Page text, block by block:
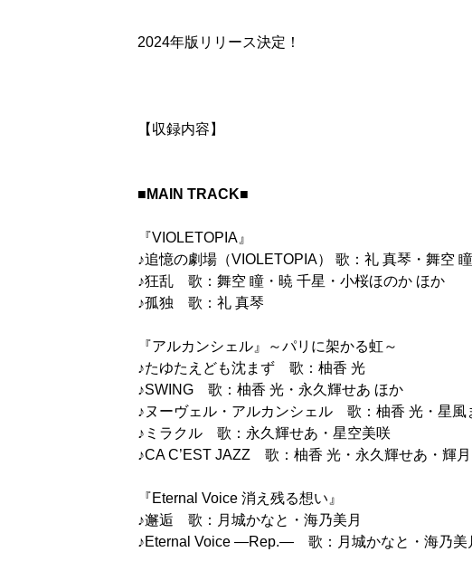
2024年版リリース決定！
【収録内容】
■MAIN TRACK■
『VIOLETOPIA』
♪追憶の劇場（VIOLETOPIA） 歌：礼 真琴・舞空
♪狂乱 歌：舞空 瞳・暁 千星・小桜ほのか ほか
♪孤独 歌：礼 真琴
『アルカンシェル』～パリに架かる虹～
♪たゆたえども沈まず 歌：柚香 光
♪SWING 歌：柚香 光・永久輝せあ ほか
♪ヌーヴェル・アルカンシェル 歌：柚香 光・星風
♪ミラクル 歌：永久輝せあ・星空美咲
♪CA C’EST JAZZ 歌：柚香 光・永久輝せあ・輝
『Eternal Voice 消え残る想い』
♪邂逅 歌：月城かなと・海乃美月
♪Eternal Voice ―Rep.― 歌：月城かなと・海乃美